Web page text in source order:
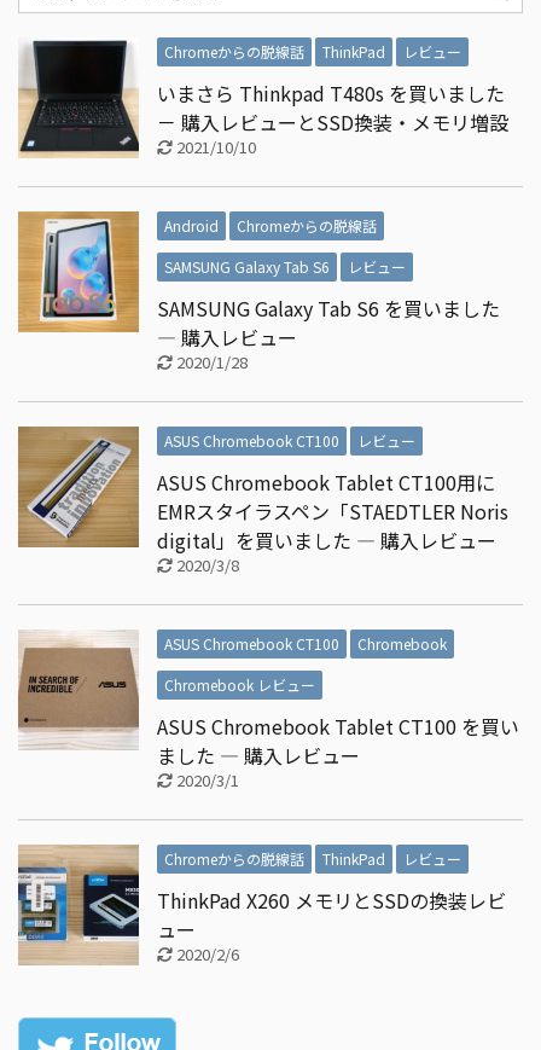
Chromeからの脱線話 ThinkPad レビュー
いまさら Thinkpad T480s を買いました
－ 購入レビューとSSD換装・メモリ増設
2021/10/10
Android
Chromeからの脱線話
SAMSUNG Galaxy Tab S6
レビュー
SAMSUNG Galaxy Tab S6 を買いました
― 購入レビュー
2020/1/28
ASUS Chromebook CT100 レビュー
ASUS Chromebook Tablet CT100用に
EMRスタイラスペン「STAEDTLER Noris
digital」を買いました ― 購入レビュー
2020/3/8
ASUS Chromebook CT100
Chromebook
Chromebook レビュー
ASUS Chromebook Tablet CT100 を買い
ました ― 購入レビュー
2020/3/1
Chromeからの脱線話 ThinkPad レビュー
ThinkPad X260 メモリとSSDの換装レビ
ュー
2020/2/6